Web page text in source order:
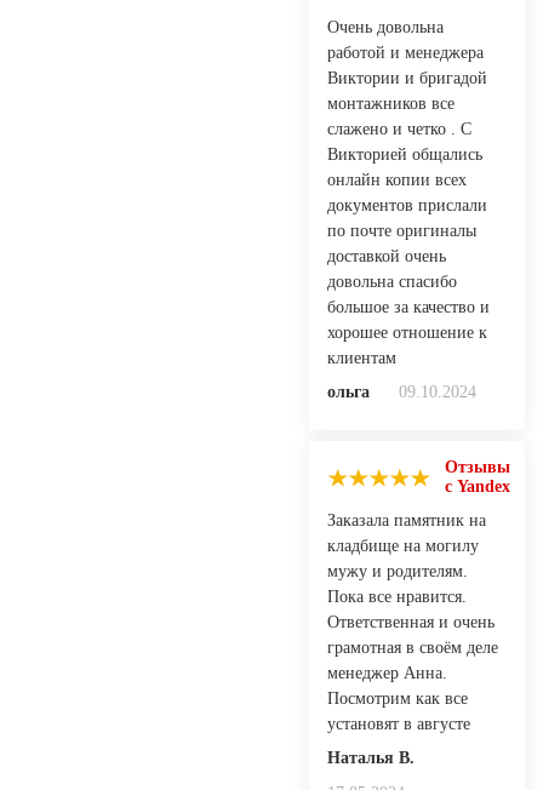
Очень довольна
работой и менеджера
Виктории и бригадой
монтажников все
слажено и четко . С
Викторией общались
онлайн копии всех
документов прислали
по почте оригиналы
доставкой очень
довольна спасибо
большое за качество и
хорошее отношение к
клиентам
ольга
09.10.2024
Отзывы
с Yandex
Заказала памятник на
кладбище на могилу
мужу и родителям.
Пока все нравится.
Ответственная и очень
грамотная в своём деле
менеджер Анна.
Посмотрим как все
установят в августе
Наталья В.